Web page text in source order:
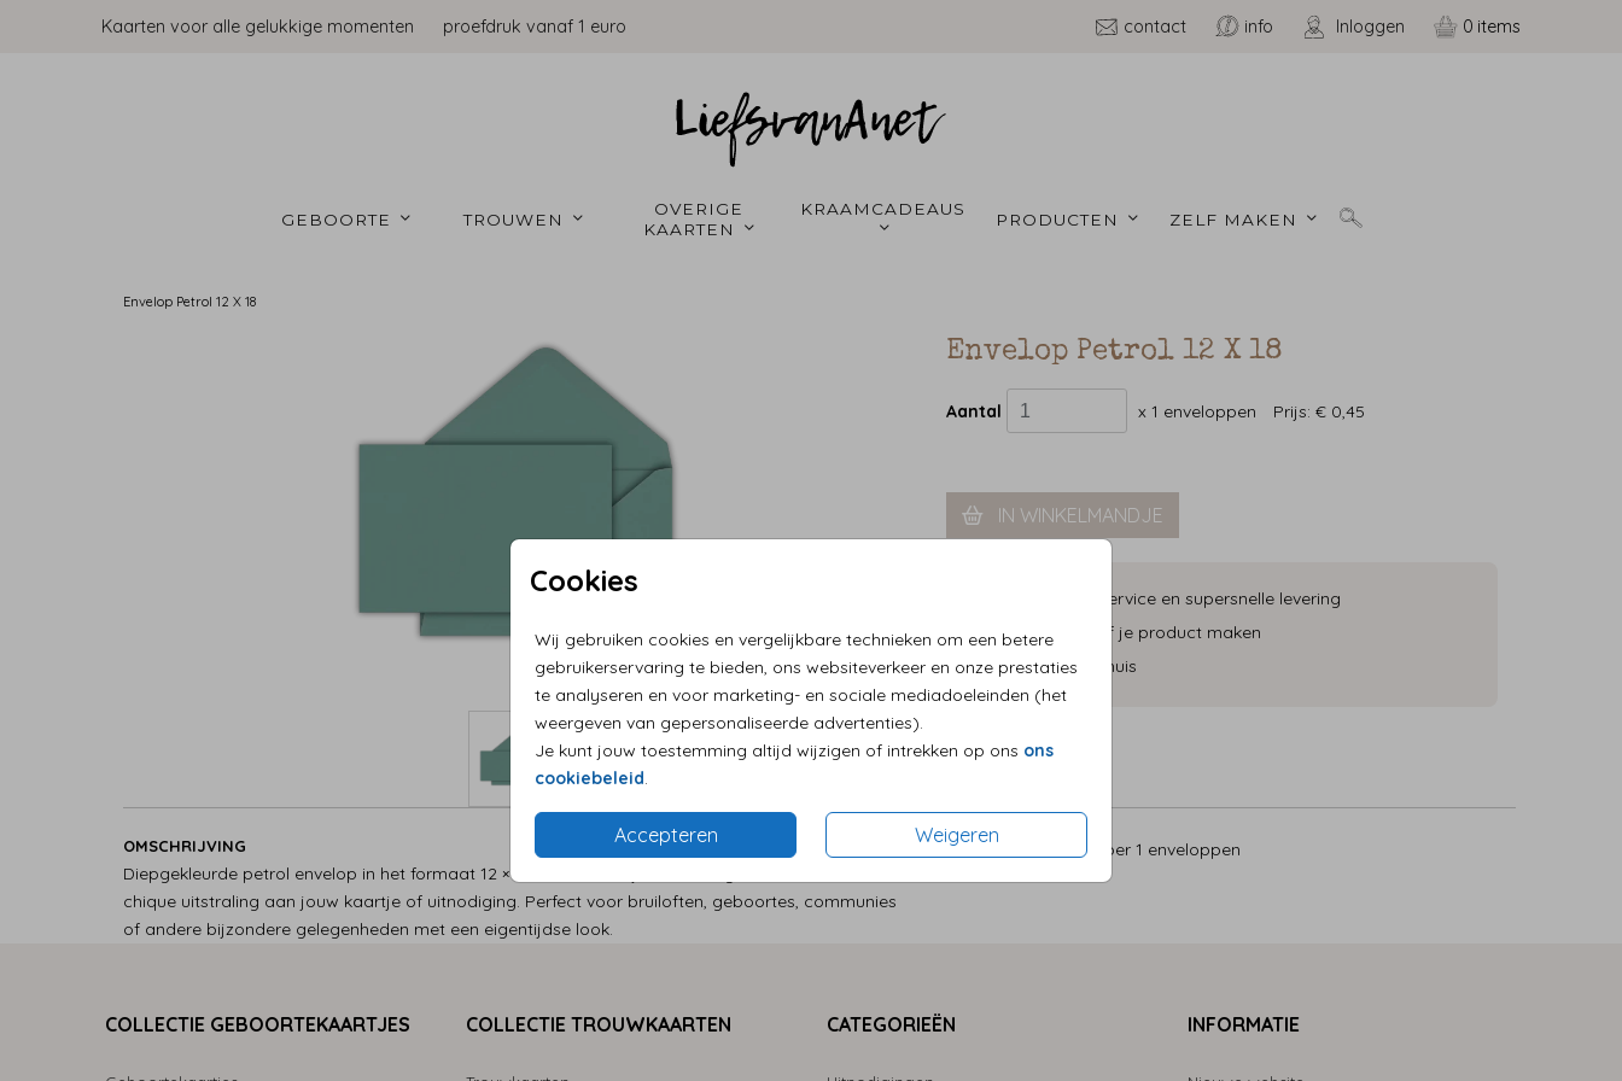
Kaarten voor alle gelukkige momenten proefdruk vanaf 1 euro contact info Inloggen 0
GEBOORTE TROUWEN
OVERIGE
KAARTEN
PRODUCTEN ZELF MAKEN
Cookies
Wij gebruiken cookies en vergelijkbare technieken om een betere
gebruikerservaring te bieden, ons websiteverkeer en onze prestaties
te analyseren en voor marketing- en sociale mediadoeleinden (het
weergeven van gepersonaliseerde advertenties).
Je kunt jouw toestemming altijd wijzigen of intrekken op ons ons
cookiebeleid
Accepteren Weigeren
Envelop Petrol 12 X 18
Envelop Petrol 12 X 18
Aantal x 1 enveloppen Prijs:€ 0,45
IN WINKELMANDJE
Persoonlijke service en supersnelle levering
Eenvoudig zelf je product maken
Levering aan huis
OMSCHRIJVING
Diepgekleurde petrol envelop in het formaat 12 × 18 cm. Deze stijlvolle kleur geeft een moderne en
chique uitstraling aan jouw kaartje of uitnodiging. Perfect voor bruiloften, geboortes, communies
of andere bijzondere gelegenheden met een eigentijdse look.
Prijs: € 0,45 per 1 enveloppen
COLLECTIE GEBOORTEKAARTJES COLLECTIE TROUWKAARTEN CATEGORIEËN INFORMATIE